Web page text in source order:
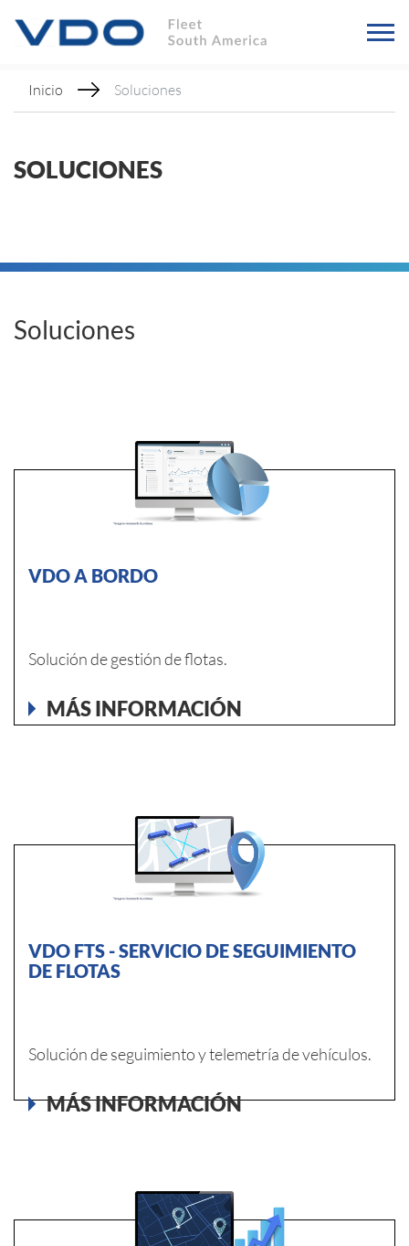
Inicio Soluciones
SOLUCIONES
Soluciones
VDO A BORDO
Solución de gestión de flotas.
MÁS INFORMACIÓN
VDO FTS - SERVICIO DE SEGUIMIENTO
DE FLOTAS
Solución de seguimiento y telemetría de vehículos.
MÁS INFORMACIÓN